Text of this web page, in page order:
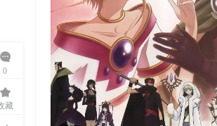
0
藏